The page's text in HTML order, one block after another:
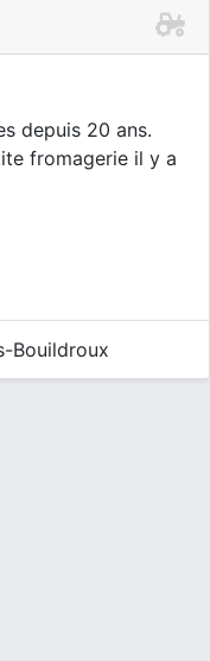
depuis 20 ans.
fromagerie il y a
Bouildroux